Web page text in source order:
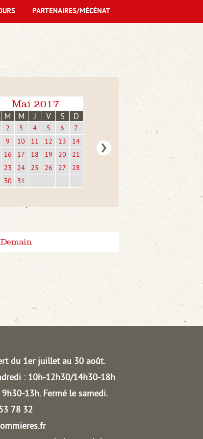
Mai 2017
M M J V S D
2 3 4 5 6
7
9 10 11 12 13
14
16 17 18 19 20
21
23 24 25 26 27
28
30 31
Demain
PARTENAIRES/MÉCÉNAT
du 1er juillet au 30 août.
: 10h-12h30/14h30-18h
9h30-13h. Fermé le samedi.
78 32